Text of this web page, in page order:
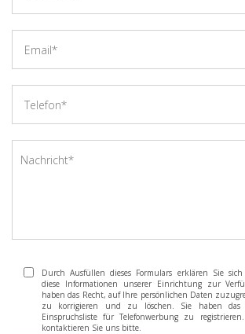
Durch Ausfüllen dieses Formulars erklären Sie
diese Informationen unserer Einrichtung zur
haben das Recht, auf Ihre persönlichen Daten
zu korrigieren und zu löschen. Sie haben
Einspruchsliste für Telefonwerbung zu
kontaktieren Sie uns bitte.